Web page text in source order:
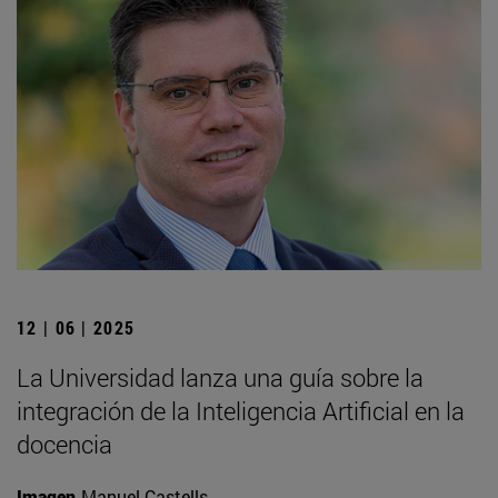
12 | 06 | 2025
La Universidad lanza una guía sobre la
integración de la Inteligencia Artificial en la
docencia